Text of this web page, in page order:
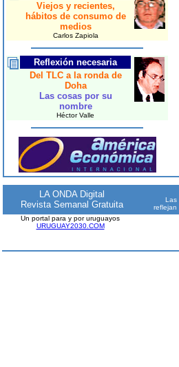
Viejos y recientes,
hábitos de consumo de
medios
Carlos Zapiola
Reflexión necesaria
Del TLC a la ronda de
Doha
Las cosas por su
nombre
Héctor Valle
LA ONDA Digital
Revista Semanal Gratuita
Las
Un portal para y por uruguayos
URUGUAY2030.COM